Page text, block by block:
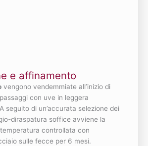
e affinamento
vengono vendemmiate all’inizio di
con uve in leggera
seguito di un’accurata selezione dei
diraspatura soffice avviene la
controllata con
sulle fecce per 6 mesi.